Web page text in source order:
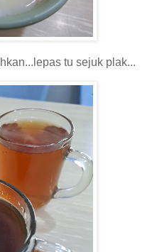
tu sejuk plak...